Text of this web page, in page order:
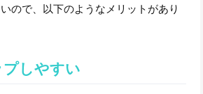
ので、以下のようなメリットがあり
しやすい